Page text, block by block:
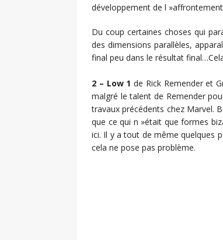
développement de l
Du coup certaines choses qui
des dimensions parallèles,
final peu dans le résultat
2 – Low 1 de Rick Remender et
malgré le talent de Remender
travaux précédents chez Marvel.
que ce qui n »était que formes
ici. Il y a tout de même quelques
cela ne pose pas problème.